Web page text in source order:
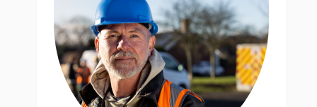
helft van de feestdagen.
Je bent klantgericht, zelfstandig en
stressbestendig in een
hulpverlenende functie.
Je bent in het bezit van een rijbewijs